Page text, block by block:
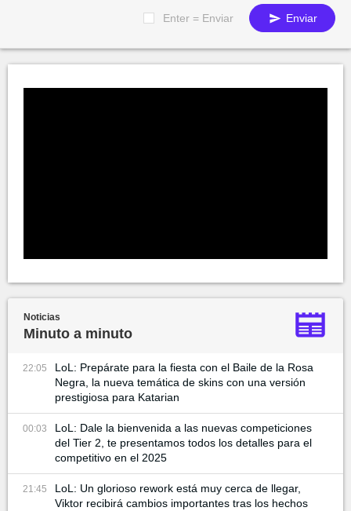
Enter = Enviar Enviar
Noticias
Minuto a minuto
22:05
LoL: Prepárate para la fiesta con el Baile de la Rosa
Negra, la nueva temática de skins con una versión
prestigiosa para Katarian
00:03
LoL: Dale la bienvenida a las nuevas competiciones
del Tier 2, te presentamos todos los detalles para el
competitivo en el 2025
21:45
LoL: Un glorioso rework está muy cerca de llegar,
Viktor recibirá cambios importantes tras los hechos